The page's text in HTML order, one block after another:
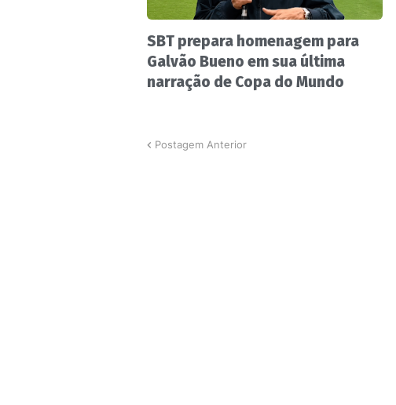
SBT prepara homenagem para
Galvão Bueno em sua última
narração de Copa do Mundo
Postagem Anterior